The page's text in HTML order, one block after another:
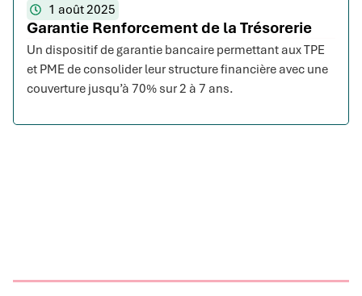
1 août 2025
Garantie Renforcement de la Trésorerie
Un dispositif de garantie bancaire permettant aux TPE
et PME de consolider leur structure financière avec une
couverture jusqu’à 70% sur 2 à 7 ans.